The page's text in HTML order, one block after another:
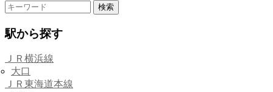
駅から探す
ＪＲ横浜線
大口
ＪＲ東海道本線